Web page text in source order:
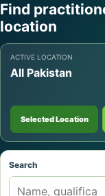
Find
location
ACTIVE LOCATION
All Pakistan
Selected Location
Search